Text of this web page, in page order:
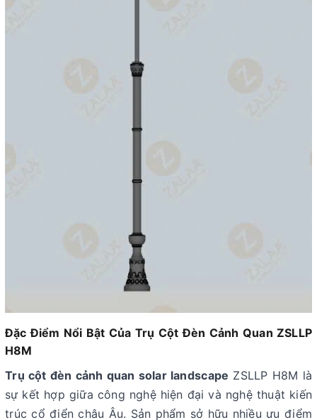
Đặc Điểm Nổi Bật Của Trụ Cột Đèn Cảnh Quan ZSLLP
H8M
Trụ cột đèn cảnh quan solar landscape ZSLLP H8M là
sự kết hợp giữa công nghệ hiện đại và nghệ thuật kiến
trúc cổ điển châu Âu. Sản phẩm sở hữu nhiều ưu điểm